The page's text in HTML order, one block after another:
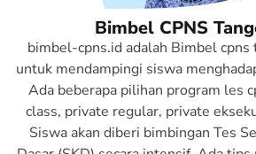
Daftar Sekarang
Bimbel CPNS
bimbel-cpns.id adalah Bimbel cpns
untuk mendampingi siswa
Ada beberapa pilihan program les
class, private regular, private
Siswa akan diberi bimbingan Tes